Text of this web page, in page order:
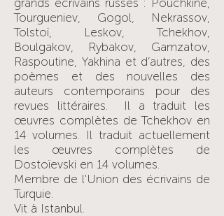
grands écrivains russes : Pouchkine,
Tourgueniev, Gogol, Nekrassov,
Tolstoï, Leskov, Tchekhov,
Boulgakov, Rybakov, Gamzatov,
Raspoutine, Yakhina et d’autres, des
poèmes et des nouvelles des
auteurs contemporains pour des
revues littéraires. Il a traduit les
œuvres complètes de Tchekhov en
14 volumes. Il traduit actuellement
les œuvres complètes de
Dostoïevski en 14 volumes.
Membre de l'Union des écrivains de
Turquie.
Vit à Istanbul.